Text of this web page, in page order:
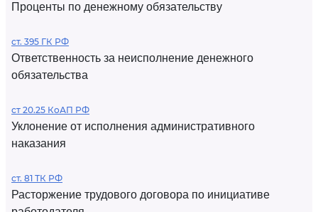
Проценты по денежному обязательству
ст. 395 ГК РФ
Ответственность за неисполнение денежного
обязательства
ст 20.25 КоАП РФ
Уклонение от исполнения административного
наказания
ст. 81 ТК РФ
Расторжение трудового договора по инициативе